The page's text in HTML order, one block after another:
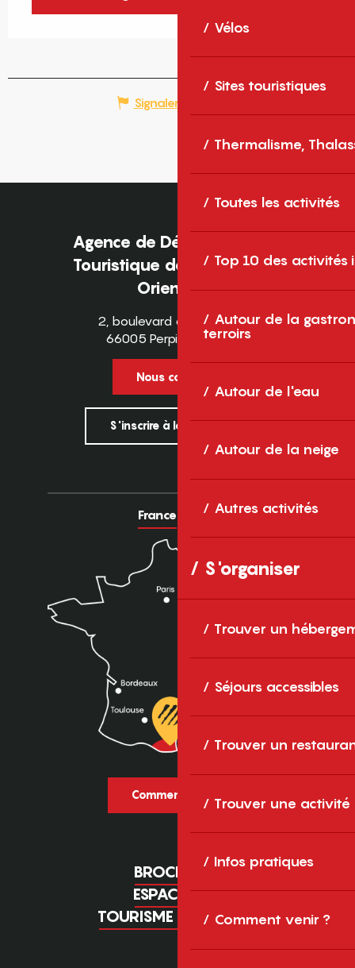
Vélos
Sites touristiques
Thermalisme,
Toutes les activités
Top 10 des activités
Autour de la
terroirs
Autour de l'eau
Autour de la neige
Autres activités
S'organiser
Trouver un
Séjours accessibles
Trouver un
Trouver une activité
Infos pratiques
Comment venir ?
Signaler une erreur
Agence de Développement
Touristique des Pyrénées-
Orientales
2, boulevard des Pyrénées
66005 Perpignan Cedex
Nous contacter
S'inscrire à la newsletter
France Europe
Comment venir ?
BROCHURES
ESPACE PRO
TOURISME D'AFFAIRES